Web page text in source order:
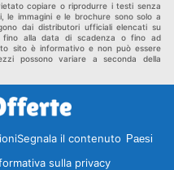
copiare o riprodurre i testi senza
immagini e le brochure sono solo a
dai distributori ufficiali elencati su
alla data di scadenza o fino ad
sito è informativo e non può essere
possono variare a seconda della
Segnala il contenuto Paesi
sulla privacy